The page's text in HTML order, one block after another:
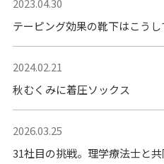
2023.04.30
テーピング効果の靴下はこう
2024.02.21
秋むくみに着圧ソックス
2026.03.25
31社目の挑戦。理学療法士と